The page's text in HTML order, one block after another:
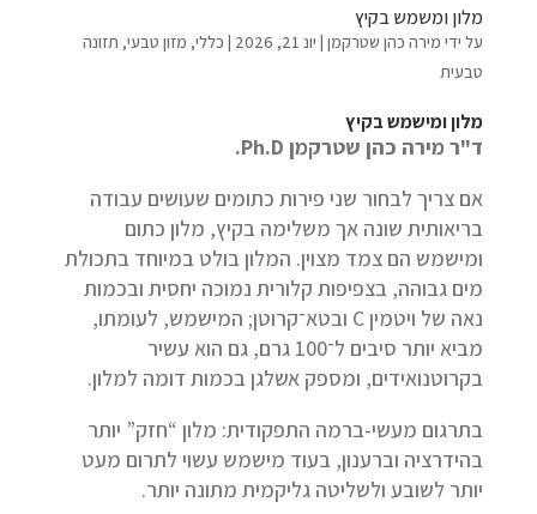
מלון ומשמש בקיץ
על ידי מירה כהן שטרקמן| יונ 21, 2026 | כללי, מזון טבעי, תזונה
טבעית
מלון ומישמש בקיץ
ד"ר מירה כהן שטרקמן Ph.D.
אם צריך לבחור שני פירות כתומים שעושים עבודה
בריאותית שונה אך משלימה בקיץ, מלון כתום
ומישמש הם צמד מצוין. המלון בולט במיוחד בתכולת
מים גבוהה, בצפיפות קלורית נמוכה יחסית ובכמות
נאה של ויטמין C ובטא־קרוטן; המישמש, לעומתו,
מביא יותר סיבים ל־100 גרם, גם הוא עשיר
בקרוטנואידים, ומספק אשלגן בכמות דומה למלון.
בתרגום מעשי-ברמה התפקודית: מלון “חזק” יותר
בהידרציה וברענון, בעוד מישמש עשוי לתרום מעט
יותר לשובע ולשליטה גליקמית מתונה יותר.